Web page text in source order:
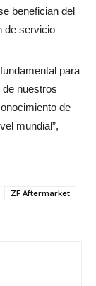
benefician del
de servicio
para
nuestros
de
mundial”,
ZF Aftermarket